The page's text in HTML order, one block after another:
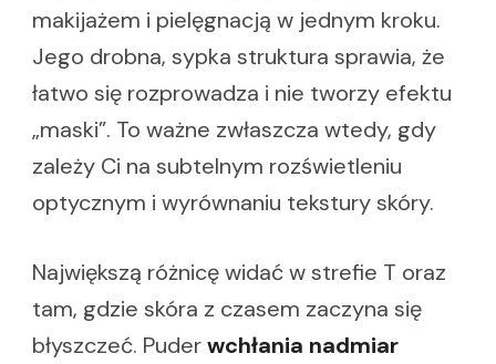
makijażem i pielęgnacją w jednym kroku.
Jego drobna, sypka struktura sprawia, że
łatwo się rozprowadza i nie tworzy efektu
„maski”. To ważne zwłaszcza wtedy, gdy
zależy Ci na subtelnym rozświetleniu
optycznym i wyrównaniu tekstury skóry.
Największą różnicę widać w strefie T oraz
tam, gdzie skóra z czasem zaczyna się
błyszczeć. Puderwchłania nadmiar